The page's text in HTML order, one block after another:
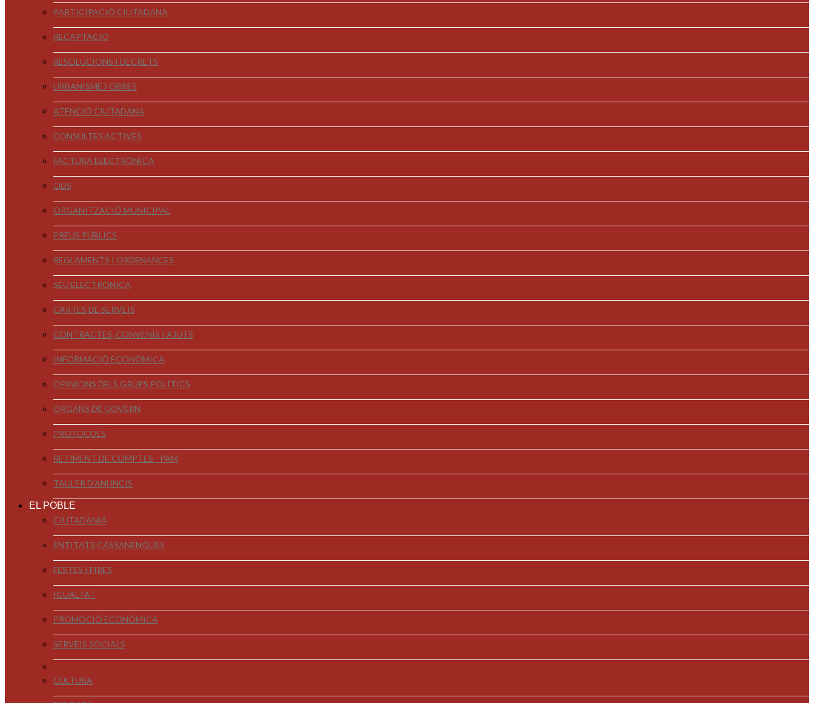
PARTICIPACIÓ CIUTADANA
RECAPTACIÓ
RESOLUCIONS I DECRETS
URBANISME I OBRES
ATENCIÓ CIUTADANA
CONSULTES ACTIVES
FACTURA ELECTRÒNICA
ODS
ORGANITZACIÓ MUNICIPAL
PREUS PÚBLICS
REGLAMENTS I ORDENANCES
SEU ELECTRÒNICA
CARTES DE SERVEIS
CONTRACTES, CONVENIS I AJUTS
INFORMACIÓ ECONÒMICA
OPINIONS DELS GRUPS POLÍTICS
ÒRGANS DE GOVERN
PROTOCOLS
RETIMENT DE COMPTES - PAM
TAULER D'ANUNCIS
EL POBLE
CIUTADANIA
ENTITATS CASSANENQUES
FESTES I FIRES
IGUALTAT
PROMOCIÓ ECONÒMICA
SERVEIS SOCIALS
CULTURA